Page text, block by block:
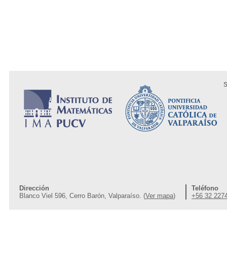
Dirección
Blanco Viel 596, Cerro Barón, Valparaíso. (Ver mapa)
Teléfono
+56 32